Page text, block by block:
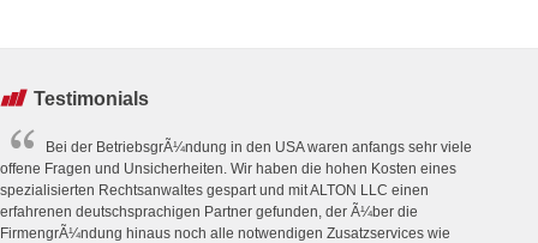
Testimonials
Bei der BetriebsgrÃ¼ndung in den USA waren anfangs sehr viele
offene Fragen und Unsicherheiten. Wir haben die hohen Kosten eines
spezialisierten Rechtsanwaltes gespart und mit ALTON LLC einen
erfahrenen deutschsprachigen Partner gefunden, der Ã¼ber die
FirmengrÃ¼ndung hinaus noch alle notwendigen Zusatzservices wie